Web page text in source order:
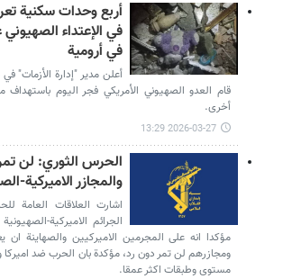
أربع وحدات سكنية
في الإعتداء الصهيوني
في أرومية
أعلن مدير "إدارة الأزمات"
قام العدو الصهيوني الأمريكي فجر اليوم
أخرى.
2026-03-27 13:29
الحرس الثوري: لن
والمجازر الاميركية-
اشارت العلاقات العامة
الجرائم الاميركية-
مؤكدا انه على المجرمين الاميركيين والصهاينة ان
ومجازرهم لن تمر دون رد، مؤكدة بان الحرب ضد
مستوى وطبقات اكثر عمقا.